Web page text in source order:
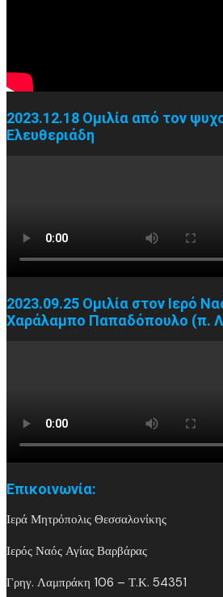
2023.12.18 Ομιλία από τον
Ελευθεριάδη
2023.09.25 Ομιλία στον Ιερό
Χαράλαμπο Παπαδόπουλο (π.
Επικοινωνία:
Ιερά Μητρόπολις Θεσσαλονίκης
Ιερός Ναός Αγίας Βαρβάρας
Γρηγ. Λαμπράκη 106 – Τ.Κ. 54351